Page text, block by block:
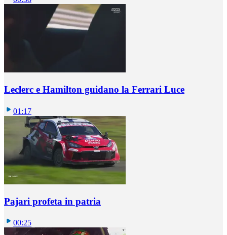
Leclerc e Hamilton guidano la Ferrari Luce
01:17
Pajari profeta in patria
00:25